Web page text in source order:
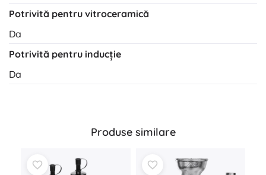
Potrivită pentru vitroceramică
Da
Potrivită pentru inducție
Da
Produse similare